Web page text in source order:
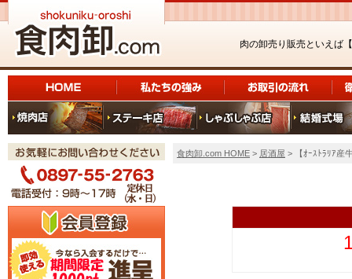
肉の卸売り販売といえば【
食肉卸.com HOME > 居酒屋 > 【ｵｰｽﾄﾗﾘｱ産